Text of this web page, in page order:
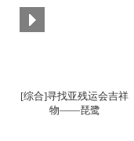
[综合]寻找亚残运会吉祥
物——琵鹭